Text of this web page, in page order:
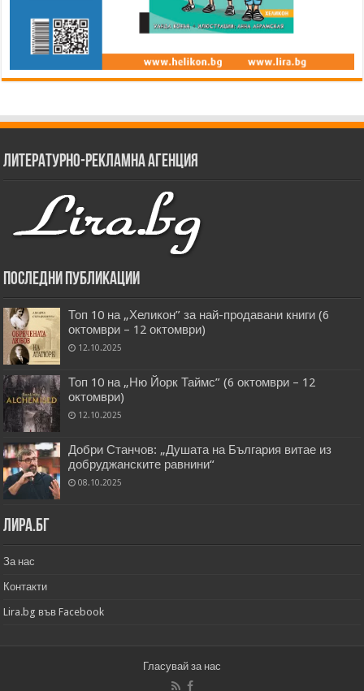
Литературно-рекламна агенция
Последни публикации
Топ 10 на „Хеликон” за най-продавани книги (6
октомври – 12 октомври)
12.10.2025
Топ 10 на „Ню Йорк Таймс” (6 октомври – 12
октомври)
12.10.2025
Добри Станчов: „Душата на България витае из
добруджанските равнини“
08.10.2025
Лира.бг
За нас
Контакти
Lira.bg във Facebook
Гласувай за нас